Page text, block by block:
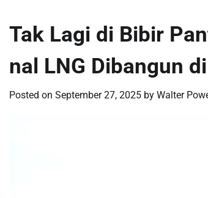
Tak Lagi di Bibir
nal LNG Dibangun
Posted on September 27, 2025 by Walter